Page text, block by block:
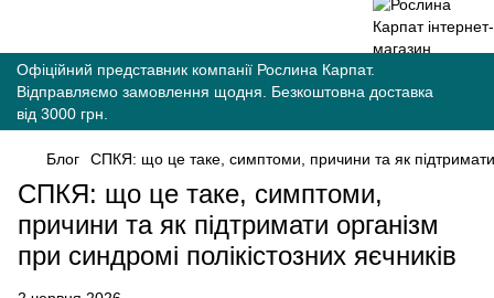
Офіційний представник компанії Рослина Карпат.
Відправляємо замовлення щодня. Безкоштовна доставка
від 3000 грн.
Блог СПКЯ: що це таке, симптоми, причини та як підтримати
СПКЯ: що це таке, симптоми,
причини та як підтримати організм
при синдромі полікістозних яєчників